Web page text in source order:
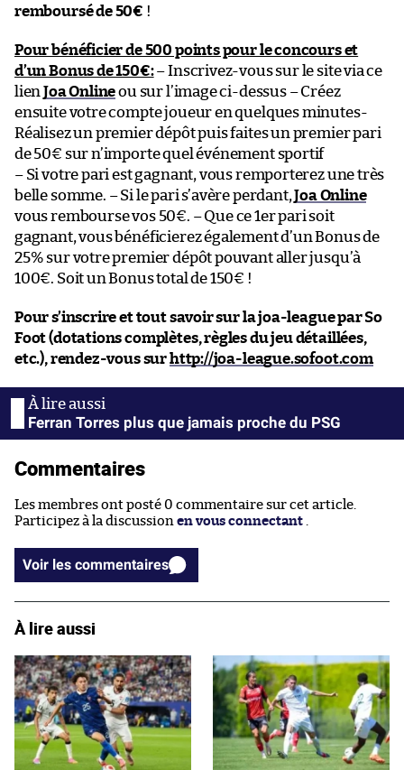
remboursé de 50€ !
Pour bénéficier de 500 points pour le concours et
d’un Bonus de 150€:– Inscrivez-vous sur le site via ce
lienJoa Onlineou sur l’image ci-dessus – Créez
ensuite votre compte joueur en quelques minutes-
Réalisez un premier dépôt puis faites un premier pari
de 50€ sur n’importe quel événement sportif
– Si votre pari est gagnant, vous remporterez une très
belle somme. – Si le pari s’avère perdant,Joa Online
vous rembourse vos 50€. – Que ce 1er pari soit
gagnant, vous bénéficierez également d’un Bonus de
25% sur votre premier dépôt pouvant aller jusqu’à
100€. Soit un Bonus total de 150€ !
Pour s’inscrire et tout savoir sur la joa-league par So
Foot (dotations complètes, règles du jeu détaillées,
etc.), rendez-vous surhttp://joa-league.sofoot.com
Ferran Torres plus que jamais proche du PSG
Commentaires
Les membres ont posté 0 commentaire sur cet article.
Participez à la discussion en vous connectant .
Voir les commentaires
À lire aussi